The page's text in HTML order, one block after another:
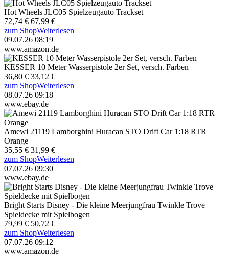
Hot Wheels JLC05 Spielzeugauto Trackset
72,74 € 67,99 €
zum ShopWeiterlesen
09.07.26 08:19
www.amazon.de
KESSER 10 Meter Wasserpistole 2er Set, versch. Farben
36,80 € 33,12 €
zum ShopWeiterlesen
08.07.26 09:18
www.ebay.de
Amewi 21119 Lamborghini Huracan STO Drift Car 1:18 RTR
Orange
35,55 € 31,99 €
zum ShopWeiterlesen
07.07.26 09:30
www.ebay.de
Bright Starts Disney - Die kleine Meerjungfrau Twinkle Trove
Spieldecke mit Spielbogen
79,99 € 50,72 €
zum ShopWeiterlesen
07.07.26 09:12
www.amazon.de